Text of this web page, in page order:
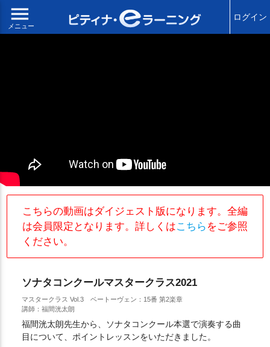
menu
メニュー
ログイン
こちらの動画はダイジェスト版になります。全編
は会員限定となります。詳しくはこちら をご参照
ください。
ソナタコンクールマスタークラス2021
マスタークラス Vol.3 ベートーヴェン：15番 第2楽章
講師：福間洸太朗
福間洸太朗先生から、ソナタコンクール本選で演奏する曲
目について、ポイントレッスンをいただきました。